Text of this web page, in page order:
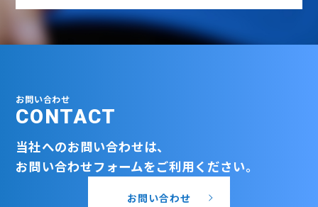
お問い合わせ
CONTACT
当社へのお問い合わせは、
お問い合わせフォームをご利用ください。
お問い合わせ